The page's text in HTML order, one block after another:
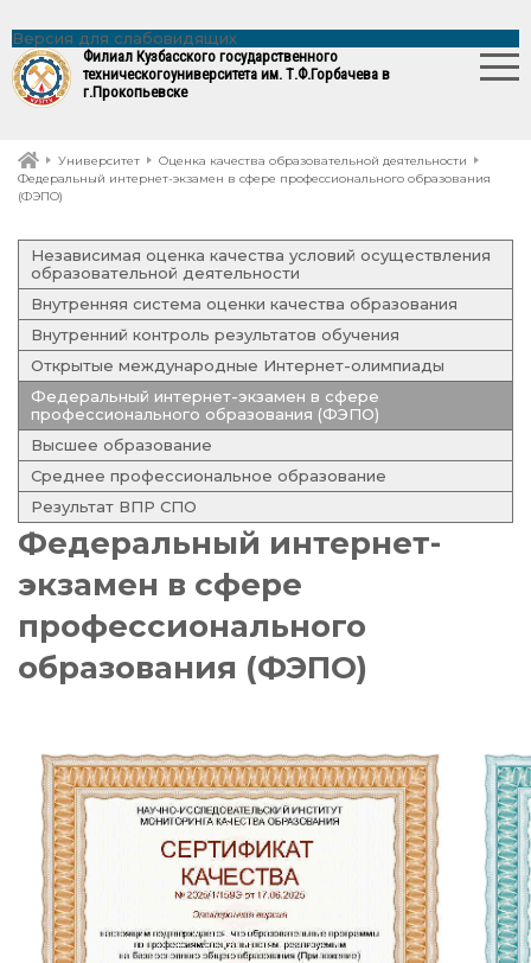
Версия для слабовидящих
Филиал Кузбасского государственного
техническогоуниверситета им. Т.Ф.Горбачева в
г.Прокопьевске
Университет
Оценка качества образовательной деятельности
Федеральный интернет-экзамен в сфере профессионального образования
(ФЭПО)
Независимая оценка качества условий осуществления
образовательной деятельности
Внутренняя система оценки качества образования
Внутренний контроль результатов обучения
Открытые международные Интернет-олимпиады
Федеральный интернет-экзамен в сфере
профессионального образования (ФЭПО)
Высшее образование
Среднее профессиональное образование
Результат ВПР СПО
Федеральный интернет-
экзамен в сфере
профессионального
образования (ФЭПО)